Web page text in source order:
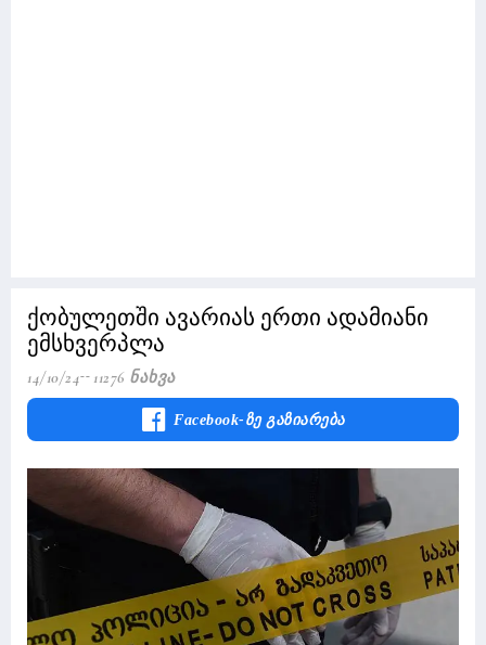
ქობულეთში ავარიას ერთი ადამიანი
ემსხვერპლა
14/10/24 11276 Ნახვა
Facebook-Ზე Გაზიარება